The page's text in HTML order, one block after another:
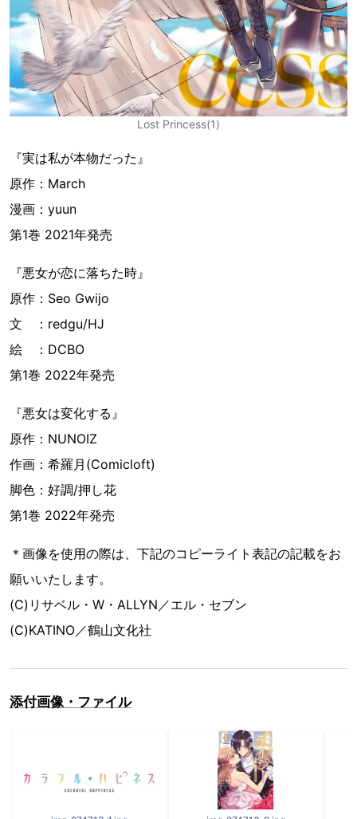
Lost Princess(1)
『実は私が本物だった』
原作：March
漫画：yuun
第1巻 2021年発売
『悪女が恋に落ちた時』
原作：Seo Gwijo
文 ：redgu/HJ
絵 ：DCBO
第1巻 2022年発売
『悪女は変化する』
原作：NUNOIZ
作画：希羅月(Comicloft)
脚色：好調/押し花
第1巻 2022年発売
＊画像を使用の際は、下記のコピーライト表記の記載をお
願いいたします。
(C)リサベル・W・ALLYN／エル・セブン
(C)KATINO／鶴山文化社
添付画像・ファイル